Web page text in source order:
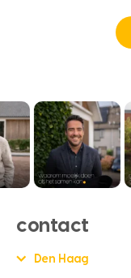
contact
Den Haag